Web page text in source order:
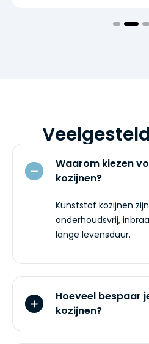
3 4
Waarom kiezen
kozijnen?
Kunststof kozijnen
onderhoudsvrij,
lange levensduur.
Hoeveel bespaar
kozijnen?